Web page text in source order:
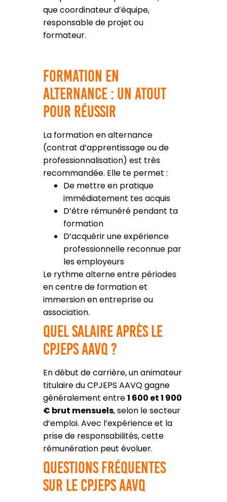
que coordinateur d’équipe,
responsable de projet ou
formateur.
Formation en
alternance : un atout
pour réussir
La formation en alternance
(contrat d’apprentissage ou de
professionnalisation) est très
recommandée. Elle te permet :
De mettre en pratique
immédiatement tes acquis
D’être rémunéré pendant ta
formation
D’acquérir une expérience
professionnelle reconnue par
les employeurs
Le rythme alterne entre périodes
en centre de formation et
immersion en entreprise ou
association.
Quel salaire après le
CPJEPS AAVQ ?
En début de carrière, un animateur
titulaire du CPJEPS AAVQ gagne
généralement entre1 600 et 1 900
€ brut mensuels, selon le secteur
d’emploi. Avec l’expérience et la
prise de responsabilités, cette
rémunération peut évoluer.
Questions fréquentes
sur le CPJEPS AAVQ